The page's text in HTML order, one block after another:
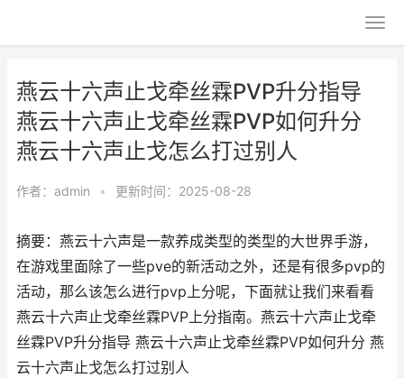
燕云十六声止戈牵丝霖PVP升分指导
燕云十六声止戈牵丝霖PVP如何升分
燕云十六声止戈怎么打过别人
作者： admin • 更新时间：2025-08-28
摘要：燕云十六声是一款养成类型的类型的大世界手游，
在游戏里面除了一些pve的新活动之外，还是有很多pvp的
活动，那么该怎么进行pvp上分呢，下面就让我们来看看
燕云十六声止戈牵丝霖PVP上分指南。燕云十六声止戈牵
丝霖PVP升分指导 燕云十六声止戈牵丝霖PVP如何升分 燕
云十六声止戈怎么打过别人